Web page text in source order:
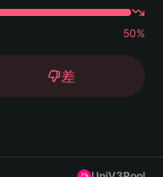
50%
差